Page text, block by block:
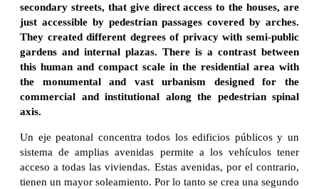
secondary streets, that give direct access to the houses, are
just accessible by pedestrian passages covered by arches.
They created different degrees of privacy with semi-public
gardens and internal plazas. There is a contrast between
this human and compact scale in the residential area with
the monumental and vast urbanism designed for the
commercial and institutional along the pedestrian spinal
axis.
Un eje peatonal concentra todos los edificios públicos y un
sistema de amplias avenidas permite a los vehículos tener
acceso a todas las viviendas. Estas avenidas, por el contrario,
tienen un mayor soleamiento. Por lo tanto se crea una segundo